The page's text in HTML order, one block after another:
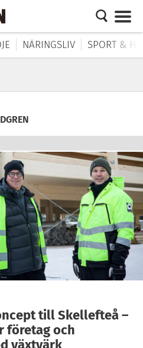
NÄRINGSLIV SPORT &
till Skellefteå –
företag och
växtvärk